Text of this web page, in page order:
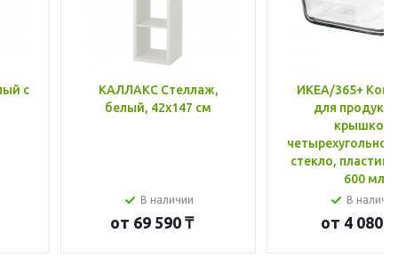
с
КАЛЛАКС Стеллаж,
белый, 42x147 см
В наличии
от 69 590 ₸
ИКЕА/365+
для
крышкой,
стекло, пластик
600 мл
В
от 4 080 ₸